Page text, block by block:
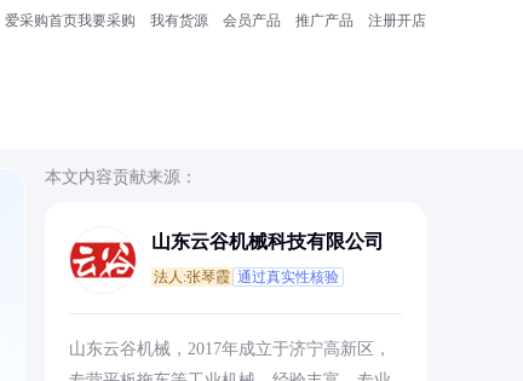
爱采购首页我要采购 我有货源 会员产品 推广产品 注册开店
本文内容贡献来源：
山东云谷机械科技有限公司
法人:张琴霞 通过真实性核验
山东云谷机械，2017年成立于济宁高新区，